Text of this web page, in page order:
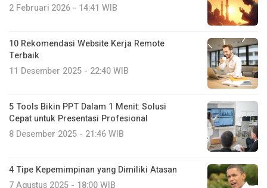
2 Februari 2026 - 14:41 WIB
10 Rekomendasi Website Kerja Remote
Terbaik
11 Desember 2025 - 22:40 WIB
5 Tools Bikin PPT Dalam 1 Menit: Solusi
Cepat untuk Presentasi Profesional
8 Desember 2025 - 21:46 WIB
4 Tipe Kepemimpinan yang Dimiliki Atasan